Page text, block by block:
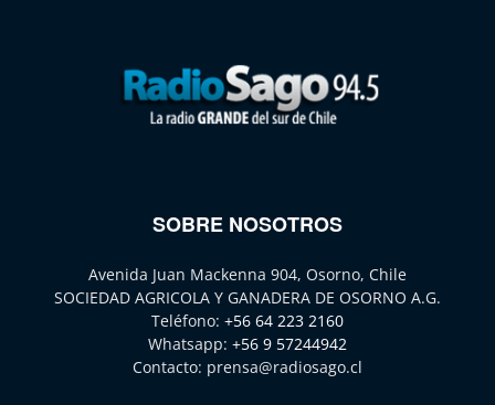
SOBRE NOSOTROS
Avenida Juan Mackenna 904, Osorno, Chile
SOCIEDAD AGRICOLA Y GANADERA DE OSORNO A.G.
Teléfono: +56 64 223 2160
Whatsapp: +56 9 57244942
Contacto: prensa@radiosago.cl